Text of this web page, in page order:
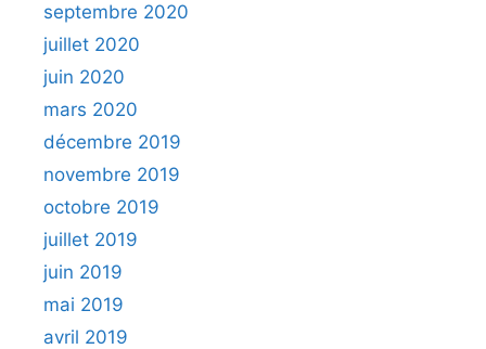
septembre 2020
juillet 2020
juin 2020
mars 2020
décembre 2019
novembre 2019
octobre 2019
juillet 2019
juin 2019
mai 2019
avril 2019